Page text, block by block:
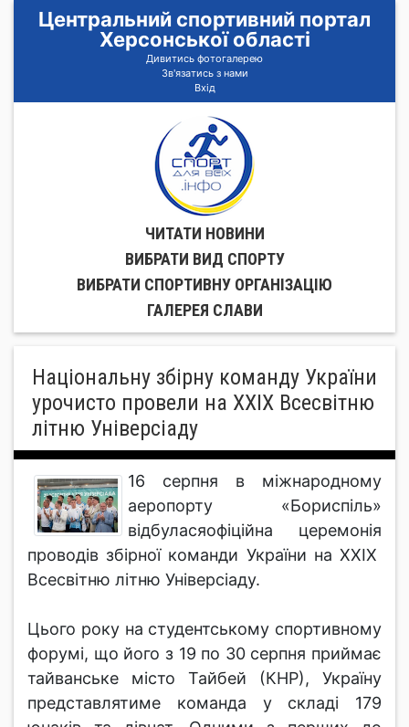
Центральний спортивний портал
Херсонської області
Дивитись фотогалерею
Зв'язатись з нами
Вхід
ЧИТАТИ НОВИНИ
ВИБРАТИ ВИД СПОРТУ
ВИБРАТИ СПОРТИВНУ ОРГАНIЗАЦIЮ
ГАЛЕРЕЯ СЛАВИ
Національну збірну команду України
урочисто провели на ХХІХ Всесвітню
літню Універсіаду
16 серпня в міжнародному
аеропорту «Бориспіль»
відбуласяофіційна церемонія
проводів збірної команди України на ХХІХ
Всесвітню літню Універсіаду.
Цього року на студентському спортивному
форумі, що його з 19 по 30 серпня приймає
тайванське місто Тайбей (КНР), Україну
представлятиме команда у складі 179